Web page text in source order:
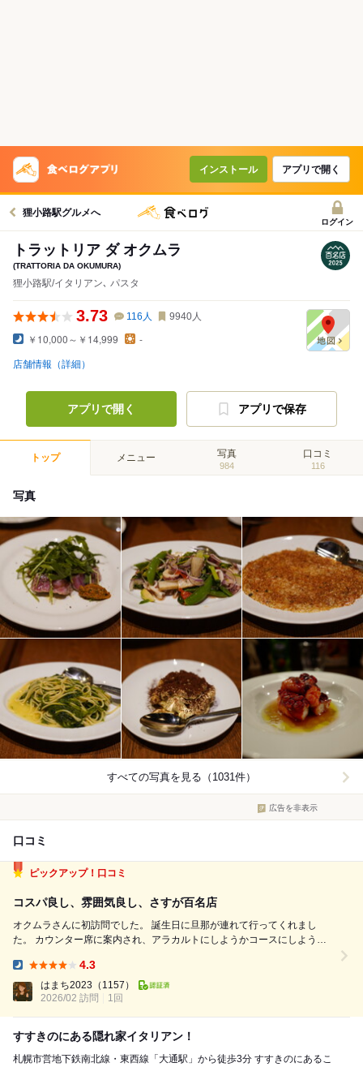
インストール アプリで開く
狸小路駅グルメへ
ログイン
トラットリア ダ オクムラ
(TRATTORIA DA OKUMURA)
狸小路駅/イタリアン､ パスタ
3.73 116 人 9940人
￥10,000～￥14,999 -
店舗情報（詳細）
アプリで開く アプリで保存
トップ メニュー 写真
984
口コミ
116
写真
すべての写真を見る（1031件）
広告を非表示
口コミ
ピックアップ！口コミ
コスパ良し、雰囲気良し、さすが百名店
オクムラさんに初訪問でした。 誕生日に旦那が連れて行ってくれまし
た。 カウンター席に案内され、アラカルトにしようかコースにしようか
す。 足りなければアラカルトも頼もうと話していましたが、11000円の
コースと品数は同じで素材...
4.3
はまち2023 （1157）
2026/02 訪問
1回
すすきのにある隠れ家イタリアン！
札幌市営地下鉄南北線・東西線「大通駅」から徒歩3分 すすきのにあるこ